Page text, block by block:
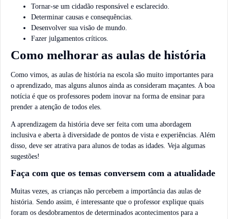
Tornar-se um cidadão responsável e esclarecido.
Determinar causas e consequências.
Desenvolver sua visão de mundo.
Fazer julgamentos críticos.
Como melhorar as aulas de história
Como vimos, as aulas de história na escola são muito importantes para
o aprendizado, mas alguns alunos ainda as consideram maçantes. A boa
notícia é que os professores podem inovar na forma de ensinar para
prender a atenção de todos eles.
A aprendizagem da história deve ser feita com uma abordagem
inclusiva e aberta à diversidade de pontos de vista e experiências. Além
disso, deve ser atrativa para alunos de todas as idades. Veja algumas
sugestões!
Faça com que os temas conversem com a atualidade
Muitas vezes, as crianças não percebem a importância das aulas de
história. Sendo assim, é interessante que o professor explique quais
foram os desdobramentos de determinados acontecimentos para a